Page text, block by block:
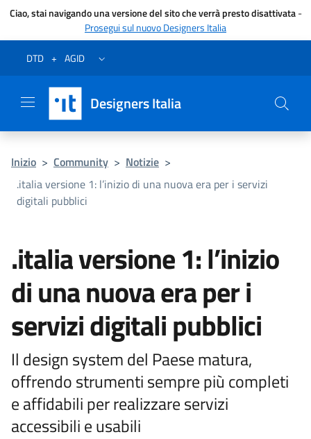
Ciao, stai navigando una versione del sito che verrà presto disattivata-
Prosegui sul nuovo Designers Italia
Vai al menu
Vai al contenuto
Questa pagina è stata utile?
Vai al piede
Dichiarazione di accessibilità (link esterno su sito AgID)
DTD + AGID Apri/chiudi menu secondario
Designers Italia
Inizio > Community > Notizie >
.italia versione 1: l’inizio di una nuova era per i servizi
digitali pubblici
.italia versione 1: l’inizio
di una nuova era per i
servizi digitali pubblici
Il design system del Paese matura,
offrendo strumenti sempre più completi
e affidabili per realizzare servizi
accessibili e usabili